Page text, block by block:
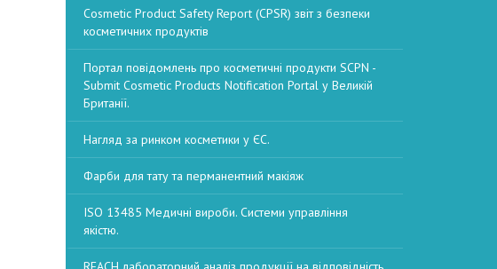
Cosmetic Product Safety Report (CPSR) звіт з безпеки
косметичних продуктів
Портал повідомлень про косметичні продукти SCPN -
Submit Cosmetic Products Notification Portal у Великій
Британії.
Нагляд за ринком косметики у ЄС.
Фарби для тату та перманентний макіяж
ISO 13485 Медичні вироби. Системи управління
якістю.